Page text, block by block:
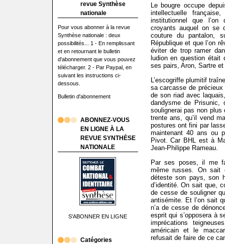
revue Synthèse
nationale
Pour vous abonner à la revue
Synthèse nationale : deux
possibilités... 1 - En remplissant
et en retournant le bulletin
d'abonnement que vous pouvez
télécharger. 2 - Par Paypal, en
suivant les instructions ci-
dessous.
Bulletin d'abonnement
ABONNEZ-VOUS
EN LIGNE À LA
REVUE SYNTHÈSE
NATIONALE
S'ABONNER EN LIGNE
Catégories
Le bougre occupe
intellectuelle
institutionnel que
croyants auquel on se
couture du pantalon,
République et que l’on
éviter de trop ramer
ludion en question était
ses pairs, Aron, Sartre
L’escogriffe plumitif
sa carcasse de
de son riad avec
dandysme de Prisunic,
soulignerai pas non
trente ans, qu’il vend
postures ont fini par
maintenant 40 ans ou
Pivot. Car BHL est à
Jean-Philippe Rameau.
Par ses poses, il me
même russes. On sait
déteste son pays, son
d’identité. On sait que,
de cesse de souligner
antisémite. Et l’on sait
n’a de cesse de
esprit qui s’opposera à
imprécations
américain et le
refusait de faire de ce